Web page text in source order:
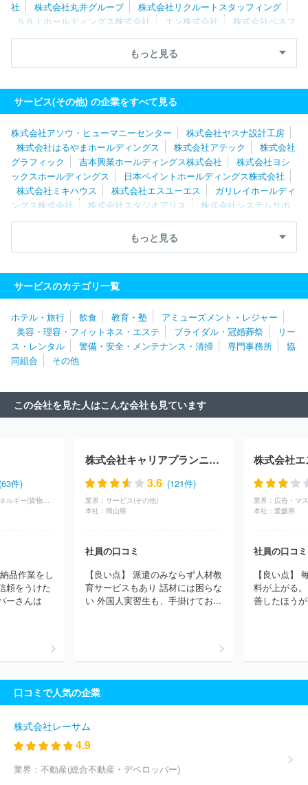
社 株式会社丸井グループ
株式会社リクルートスタッフィング
ＳＢＩホールディングス株式会社
エン株式会社
株式会社ベネフ
ィット・ワン
株式会社レイヤーズ・コンサルティング
株式会社
ディップ株式会社 株式会社構造計画研究所
三菱ケミ
カルシステム株式会社
ム株式会社
ＧＭＯペイメントゲートウェイ株式会社
グリーホー
ルディングス株式会社
株式会社ネオキャリア
博報堂プロダクツ
ソーバル株式会社 株式会社ベルパーク
もっと見る
サービス(その他) の企業をすべて見る
株式会社アソウ・ヒューマニーセンター
株式会社ヤスナ設計工房
株式会社はるやまホールディングス
株式会社アテック
株式会社
グラフィック
吉本興業ホールディングス株式会社
株式会社ヨシ
ックスホールディングス
日本ペイントホールディングス株式会社
株式会社ミキハウス
株式会社エスユーエス
ガリレイホールディ
ングス株式会社
株式会社スタジオアリス
株式会社システムサポ
ートホールディングス
株式会社タナベコンサルティンググループ
ダイドーグループホールディングス株式会社
フジパングループ本
社株式会社
ンダテクノフォート
ニッコンホールディングス株式会社
ＲＸ
Ｊａｐａｎ合同会社
株式会社レイヤーズ・コンサルティング
ト・ワン
株式会社トリート 日揮ホールディングス株式会社
井不動産レジデンシャルサービス株式会社
株式会社アルトナー
株式会社ワールドストアパートナーズ
株式会社マーキュリー
イ
オン株式会社
ィングス
株式会社ジャステック
株式会社第一ライフグループ
株式会社チェッカーサポート
株式会社レゾナック・ホールディン
グス
株式会社ベルパーク
株式会社ＢＲＥＸＡ Ｔｅｃｈｎｏｌ
ＮＧＢ株式会社
株式会社ジェイエイシーリクルートメン
ト
アース環境サービス株式会社
グリーホールディングス株式会
グ
ＧＭＯペイメントゲートウェイ株式会社
独立行政法人日本貿
インフォテック・サービス株式会社
パーソルテンプスタッフ株式
イドアップグループ
株式会社ジェイック ディップ株式会社
株
式会社リクルートメディカルキャリア
三菱ケミカルシステム株式会
社
株式会社フロンティアインターナショナル
株式会社リクルー
プラン株式会社
三菱電機エンジニアリング株式会社
プ株式会社
京西テクノス株式会社
株式会社シグマクシス・ホー
ルディングス
株式会社アルプス技研
ープ
ソフトバンクグループ株式会社
式会社ケーユーホールディングス
ヒューマンリソシア株式会社
株式会社コーセーホールディングス
ＡＫＫＯＤｉＳコンサルティング株式会社
もっと見る
サービスのカテゴリ一覧
ホテル・旅行 飲食 教育・塾
アミューズメント・レジャー
美容・理容・フィットネス・エステ
ブライダル・冠婚葬祭
リー
ス・レンタル
警備・安全・メンテナンス・清掃 専門事務所
協
同組合
その他
この会社を見た人はこんな会社も見ています
件)
インフラ・物流・エネルギー(貨物（陸運）)
品作業をし
頼をうけた
ーさんは
株式会社キャリアプランニング
3.6 (121件)
業界： サービス(その他)
本社： 岡山県
社員の口コミ
【良い点】 派遣のみならず人材教
育サービスもあり 話材には困らな
い 外国人実習生も、手掛けてお...
株式会社
業界： 広告・マ
本社： 愛媛県
社員の口コミ
【良い点】
料が上がる
善したほう
口コミで人気の企業
株式会社レーサム
4.9
業界： 不動産(総合不動産・デベロッパー)